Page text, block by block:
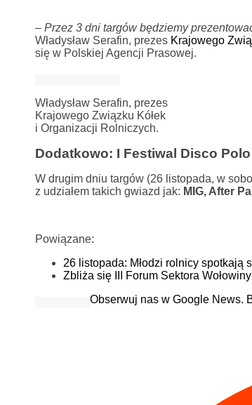
– Przez 3 dni targów będziemy
Władysław Serafin, prezes Krajowego
się w Polskiej Agencji Prasowej.
Władysław Serafin, prezes
Krajowego Związku Kółek
i Organizacji Rolniczych.
Dodatkowo: I Festiwal Disco Polo
W drugim dniu targów (26 listopada, w
z udziałem takich gwiazd jak: MIG, After
Powiązane:
26 listopada: Młodzi rolnicy spotkają
Zbliża się III Forum Sektora
Obserwuj nas w Google News.